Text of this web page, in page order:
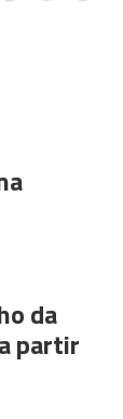
da
partir